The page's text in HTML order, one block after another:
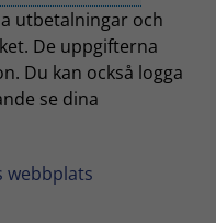
utbetalningar och
De uppgifterna
Du kan också logga
se dina
webbplats